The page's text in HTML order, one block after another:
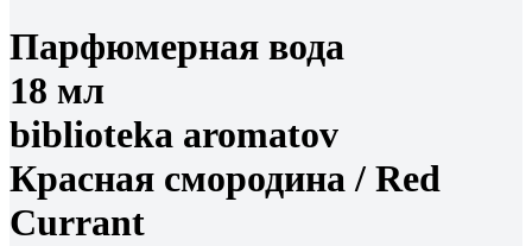
Парфюмерная вода
18 мл
biblioteka aromatov
Красная смородина / Red
Currant